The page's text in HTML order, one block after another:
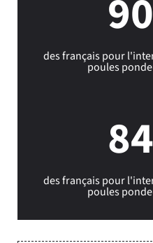
des français pour
poules
des français pour
poules